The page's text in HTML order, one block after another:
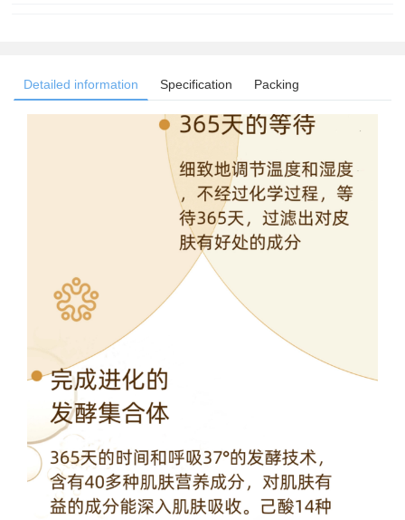
Detailed information Specification Packing